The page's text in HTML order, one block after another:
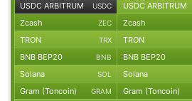
USDC ARBITRUM USDC USDC ARBITRUM
Zcash ZEC Zcash
TRON TRX TRON
BNB BEP20 BNB BNB BEP20
Solana SOL Solana
Gram (Toncoin) GRAM Gram (Toncoin)